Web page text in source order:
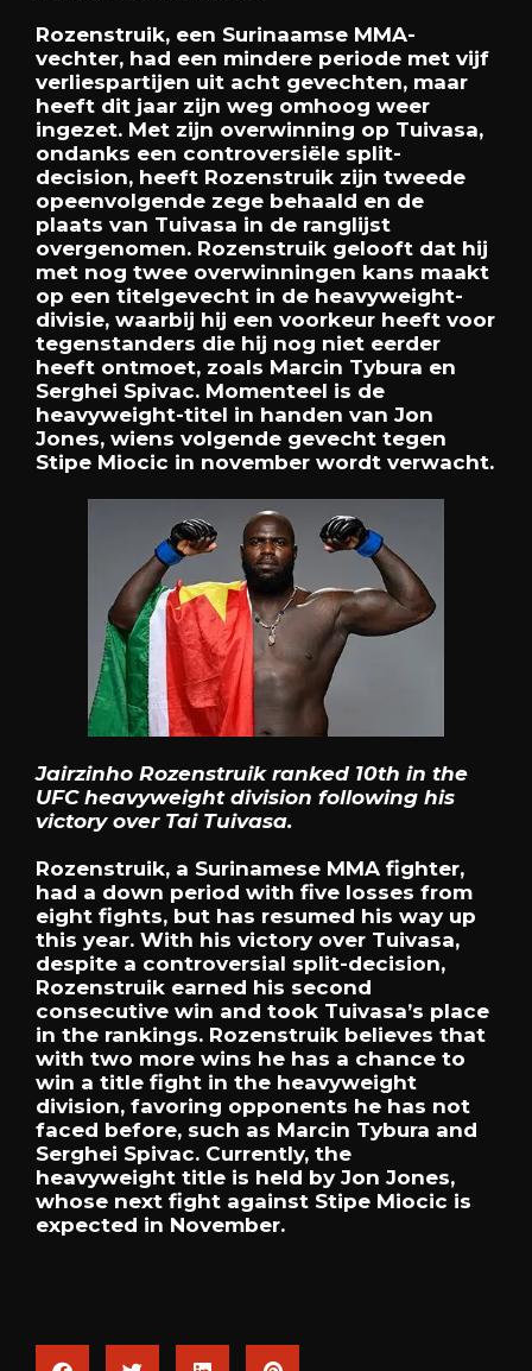
Rozenstruik, een Surinaamse MMA-
vechter, had een mindere periode met vijf
verliespartijen uit acht gevechten, maar
heeft dit jaar zijn weg omhoog weer
ingezet. Met zijn overwinning op Tuivasa,
ondanks een controversiële split-
decision, heeft Rozenstruik zijn tweede
opeenvolgende zege behaald en de
plaats van Tuivasa in de ranglijst
overgenomen. Rozenstruik gelooft dat hij
met nog twee overwinningen kans maakt
op een titelgevecht in de heavyweight-
divisie, waarbij hij een voorkeur heeft voor
tegenstanders die hij nog niet eerder
heeft ontmoet, zoals Marcin Tybura en
Serghei Spivac. Momenteel is de
heavyweight-titel in handen van Jon
Jones, wiens volgende gevecht tegen
Stipe Miocic in november wordt verwacht.
Jairzinho Rozenstruik ranked 10th in the
UFC heavyweight division following his
victory over Tai Tuivasa.
Rozenstruik, a Surinamese MMA fighter,
had a down period with five losses from
eight fights, but has resumed his way up
this year. With his victory over Tuivasa,
despite a controversial split-decision,
Rozenstruik earned his second
consecutive win and took Tuivasa’s place
in the rankings. Rozenstruik believes that
with two more wins he has a chance to
win a title fight in the heavyweight
division, favoring opponents he has not
faced before, such as Marcin Tybura and
Serghei Spivac. Currently, the
heavyweight title is held by Jon Jones,
whose next fight against Stipe Miocic is
expected in November.